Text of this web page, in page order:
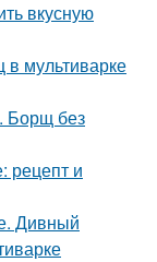
вкусную
мультиварке
Борщ без
рецепт и
Дивный